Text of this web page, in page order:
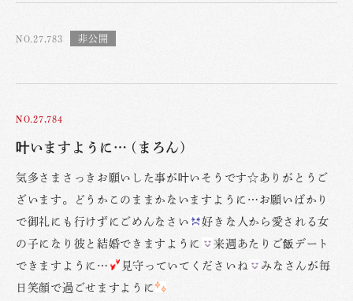
NO.27,783
NO.27,784
叶いますように… (まろん)
気多さまさっきお願いした事が叶いそうです☆ありがとうご
ざいます。どうかこのままかないますように…お願いばかり
で御礼にも行けずにごめんなさい
好きな人から愛される女
の子になり彼と結婚できますように
来週あたりご飯デート
できますように…
見守っていてくださいね
みなさんが毎
日笑顔で過ごせますように